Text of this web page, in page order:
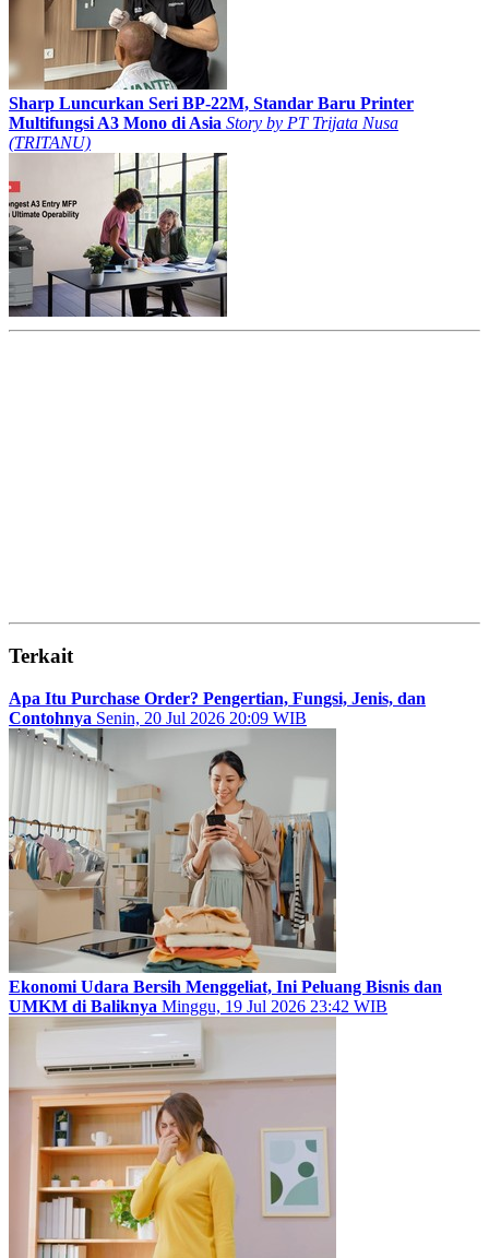
Sharp Luncurkan Seri BP-22M, Standar Baru Printer
Multifungsi A3 Mono di Asia Story by PT Trijata Nusa
(TRITANU)
Terkait
Apa Itu Purchase Order? Pengertian, Fungsi, Jenis, dan
Contohnya Senin, 20 Jul 2026 20:09 WIB
Ekonomi Udara Bersih Menggeliat, Ini Peluang Bisnis dan
UMKM di Baliknya Minggu, 19 Jul 2026 23:42 WIB